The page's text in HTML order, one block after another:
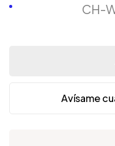
CH-
Avísame